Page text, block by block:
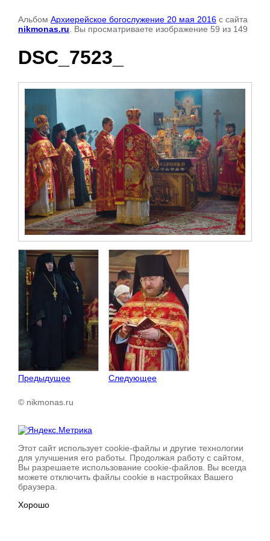
Альбом Архиерейское богослужение 20 мая 2016 с сайта
nikmonas.ru . Вы просматриваете изображение 59 из 149
DSC_7523_
Предыдущее Следующее
© nikmonas.ru
Этот сайт использует cookie-файлы и другие технологии
для улучшения его работы. Продолжая работу с сайтом,
Вы разрешаете использование cookie-файлов. Вы всегда
можете отключить файлы cookie в настройках Вашего
браузера.
Хорошо